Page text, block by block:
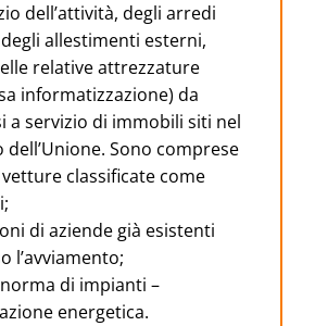
dell’attività, degli arredi
allestimenti esterni,
relative attrezzature
informatizzazione) da
a servizio di immobili siti nel
Sono comprese
classificate come
di aziende già esistenti
l’avviamento;
di impianti –
energetica.